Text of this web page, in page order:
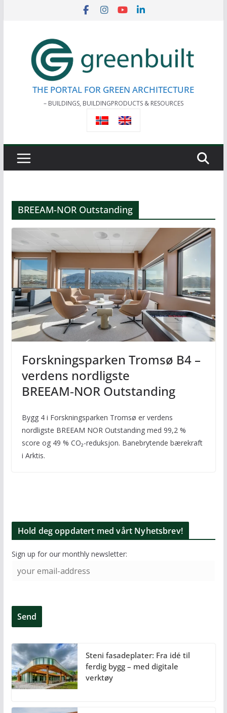
THE PORTAL FOR GREEN ARCHITECTURE
– BUILDINGS, BUILDINGPRODUCTS & RESOURCES
BREEAM-NOR Outstanding
Forskningsparken Tromsø B4 –
verdens nordligste
BREEAM‑NOR Outstanding
Bygg 4 i Forskningsparken Tromsø er verdens
nordligste BREEAM NOR Outstanding med 99,2 %
score og 49 % CO₂-reduksjon. Banebrytende bærekraft
i Arktis.
Hold deg oppdatert med vårt Nyhetsbrev!
Sign up for our monthly newsletter:
Steni fasadeplater: Fra idé til
ferdig bygg – med digitale
verktøy